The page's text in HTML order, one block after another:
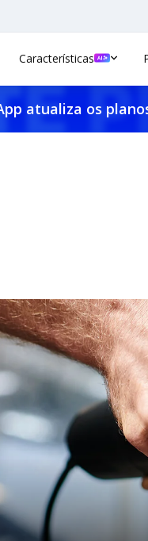
Características
atualiza os